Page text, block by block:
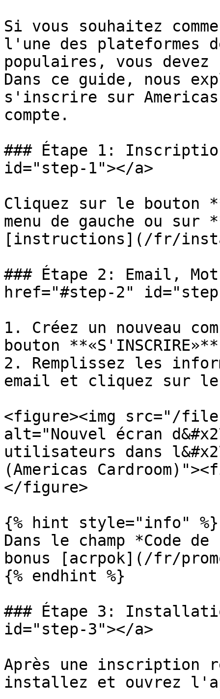
Si vous souhaitez
l'une des plateformes
populaires, vous devez
Dans ce guide, nous
s'inscrire sur
compte.
### Étape 1:
id="step-1"></a>
Cliquez sur le bouton
menu de gauche ou sur
[instructions](/fr/
### Étape 2: Email,
href="#step-2"
1. Créez un nouveau
bouton
2. Remplissez les
email et cliquez sur le
<figure><img src="/files/
alt="Nouvel écran
utilisateurs dans
(Americas
</figure>
{% hint style="info" %}
Dans le champ *Code
bonus [acrpok](/fr/
{% endhint %}
### Étape 3:
id="step-3"></a>
Après une inscription
installez et ouvrez